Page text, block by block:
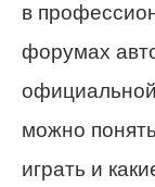
в
форумах
можно
играть и